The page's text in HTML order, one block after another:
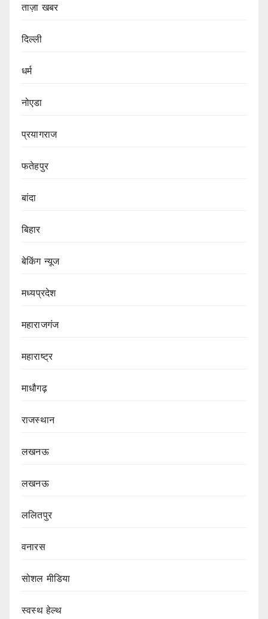
ताज़ा खबर
दिल्ली
धर्म
नोएडा
प्रयागराज
फतेहपुर
बांदा
बिहार
बेकिंग न्यूज
मध्यप्रदेश
महाराजगंज
महाराष्ट्र
माधौगढ़
राजस्थान
लखनऊ
लखनऊ
ललितपुर
वनारस
सोशल मीडिया
स्वस्थ हेल्थ